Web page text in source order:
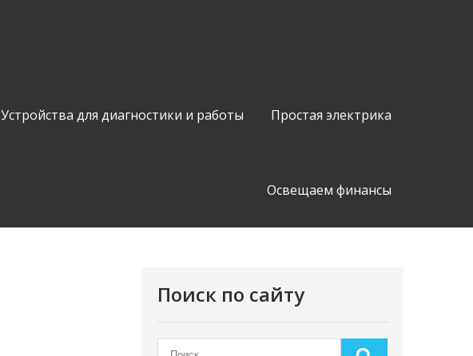
Устройства для диагностики и работы Простая электрика
Освещаем финансы
Поиск по сайту